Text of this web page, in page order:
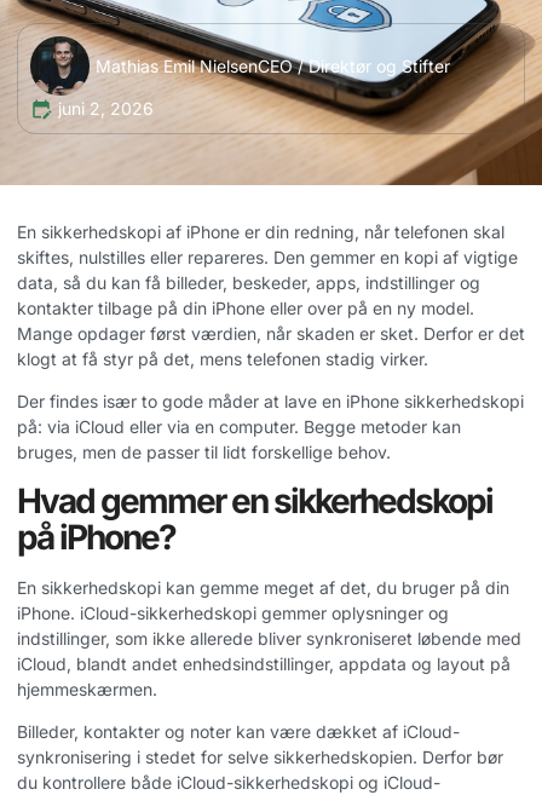
Mathias Emil NielsenCEO / Direktør og Stifter
juni 2, 2026
En sikkerhedskopi af iPhone er din redning, når telefonen skal
skiftes, nulstilles eller repareres. Den gemmer en kopi af vigtige
data, så du kan få billeder, beskeder, apps, indstillinger og
kontakter tilbage på din iPhone eller over på en ny model.
Mange opdager først værdien, når skaden er sket. Derfor er det
klogt at få styr på det, mens telefonen stadig virker.
Der findes især to gode måder at lave en iPhone sikkerhedskopi
på: via iCloud eller via en computer. Begge metoder kan
bruges, men de passer til lidt forskellige behov.
Hvad gemmer en sikkerhedskopi
på iPhone?
En sikkerhedskopi kan gemme meget af det, du bruger på din
iPhone. iCloud-sikkerhedskopi gemmer oplysninger og
indstillinger, som ikke allerede bliver synkroniseret løbende med
iCloud, blandt andet enhedsindstillinger, appdata og layout på
hjemmeskærmen.
Billeder, kontakter og noter kan være dækket af iCloud-
synkronisering i stedet for selve sikkerhedskopien. Derfor bør
du kontrollere både iCloud-sikkerhedskopi og iCloud-